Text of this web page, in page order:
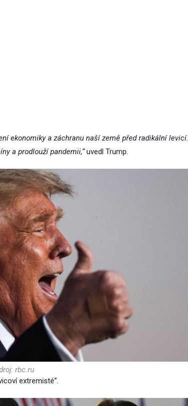
ekonomiky a záchranu naší země před radikální levicí.
a prodlouží pandemii,“uvedl Trump.
rbc.ru
extremisté“.